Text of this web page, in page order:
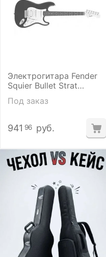
Электрогитара Fender
Squier Bullet Strat
Tremolo HSS Black
Под заказ
941 96 руб.